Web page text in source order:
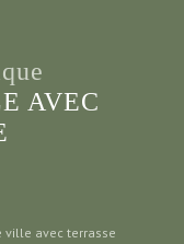
AVEC
ville avec terrasse